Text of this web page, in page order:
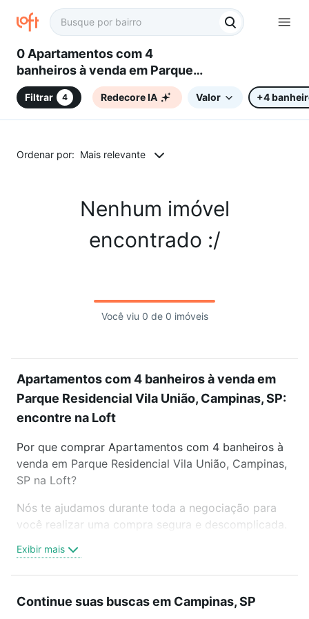
0 Apartamentos com 4
banheiros à venda em Parque
Residencial Vila União,
Campinas, SP
Filtrar 4 Redecore IA Valor +4
Ordenar por: Mais relevante
Nenhum imóvel
encontrado :/
Você viu 0 de 0 imóveis
Apartamentos com 4 banheiros à venda em
Parque Residencial Vila União, Campinas, SP:
encontre na Loft
Por que comprar Apartamentos com 4 banheiros à
venda em Parque Residencial Vila União, Campinas,
SP na Loft?
Nós te ajudamos durante toda a negociação para
você realizar uma compra segura e descomplicada.
trabalho e do metrô, aqui você vai encontrar a
oferta ideal de Apartamentos com 4 banheiros à
SP para conquistar seu sonho. Agende uma visita
Exibir mais
Continue suas buscas em Campinas, SP